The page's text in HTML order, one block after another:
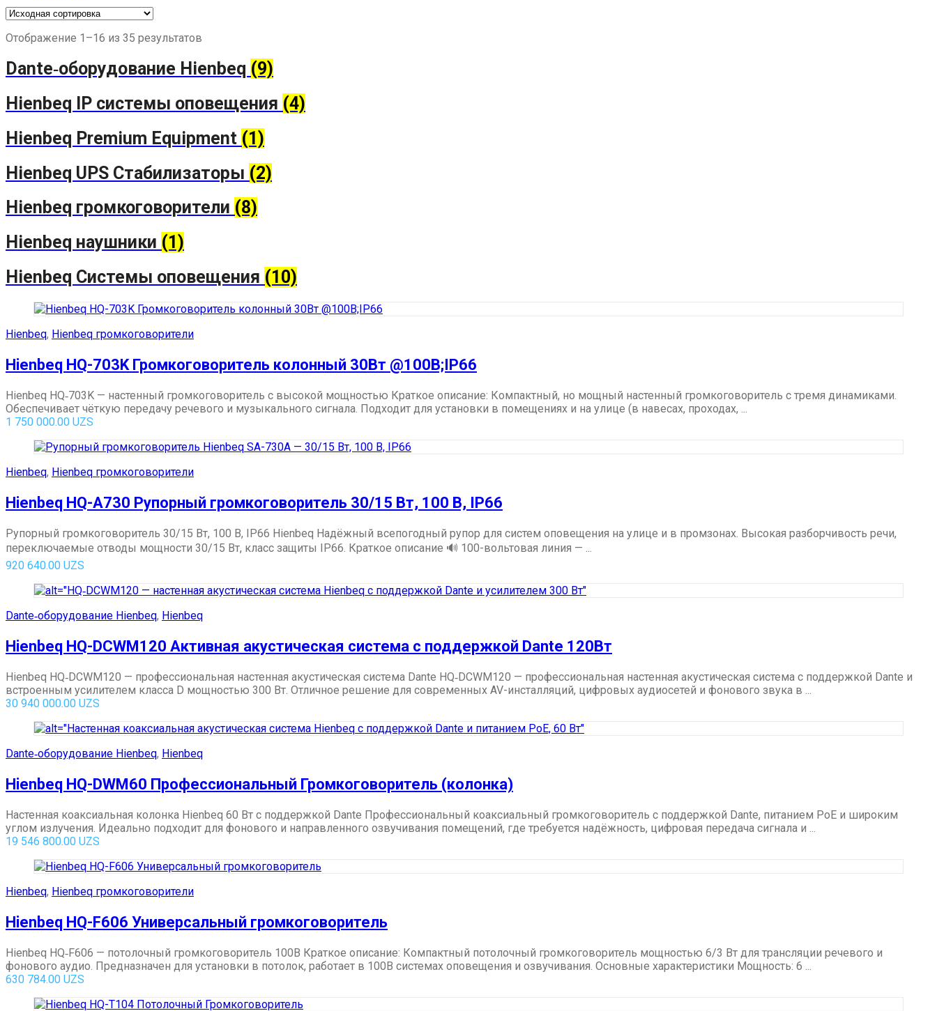
Отображение 1–16 из 35 результатов
Dante‑оборудование Hienbeq (9)
Hienbeq IP системы оповещения (4)
Hienbeq Premium Equipment (1)
Hienbeq UPS Стабилизаторы (2)
Hienbeq громкоговорители (8)
Hienbeq наушники (1)
Hienbeq Системы оповещения (10)
Hienbeq, Hienbeq громкоговорители
Hienbeq HQ-703K Громкоговоритель колонный 30Вт @100В;IP66
Hienbeq HQ‑703K — настенный громкоговоритель с высокой мощностью Краткое описание: Компактный, но мощный настенный громкоговоритель с тремя динамиками.
Обеспечивает чёткую передачу речевого и музыкального сигнала. Подходит для установки в помещениях и на улице (в навесах, проходах, ...
1 750 000.00 UZS
Hienbeq, Hienbeq громкоговорители
Hienbeq HQ-A730 Рупорный громкоговоритель 30/15 Вт, 100 В, IP66
Рупорный громкоговоритель 30/15 Вт, 100 В, IP66 Hienbeq Надёжный всепогодный рупор для систем оповещения на улице и в промзонах. Высокая разборчивость речи,
переключаемые отводы мощности 30/15 Вт, класс защиты IP66. Краткое описание 🔊 100-вольтовая линия — ...
920 640.00 UZS
Dante‑оборудование Hienbeq, Hienbeq
Hienbeq HQ-DCWM120 Активная акустическая система с поддержкой Dante 120Вт
Hienbeq HQ‑DCWM120 — профессиональная настенная акустическая система Dante HQ‑DCWM120 — профессиональная настенная акустическая система с поддержкой Dante и
встроенным усилителем класса D мощностью 300 Вт. Отличное решение для современных AV-инсталляций, цифровых аудиосетей и фонового звука в ...
30 940 000.00 UZS
Dante‑оборудование Hienbeq, Hienbeq
Hienbeq HQ-DWM60 Профессиональный Громкоговоритель (колонка)
Настенная коаксиальная колонка Hienbeq 60 Вт с поддержкой Dante Профессиональный коаксиальный громкоговоритель с поддержкой Dante, питанием PoE и широким
углом излучения. Идеально подходит для фонового и направленного озвучивания помещений, где требуется надёжность, цифровая передача сигнала и ...
19 546 800.00 UZS
Hienbeq, Hienbeq громкоговорители
Hienbeq HQ-F606 Универсальный громкоговоритель
Hienbeq HQ‑F606 — потолочный громкоговоритель 100В Краткое описание: Компактный потолочный громкоговоритель мощностью 6/3 Вт для трансляции речевого и
фонового аудио. Предназначен для установки в потолок, работает в 100В системах оповещения и озвучивания. Основные характеристики Мощность: 6 ...
630 784.00 UZS